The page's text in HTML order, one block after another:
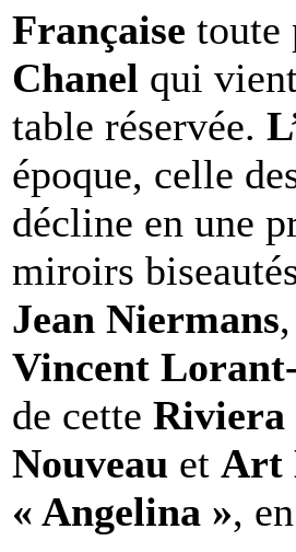
Française toute
Chanel qui
table réservée.
époque, celle
décline en une
miroirs
Jean Niermans
Vincent
de cette Riviera
Nouveau et Art
« Angelina »,